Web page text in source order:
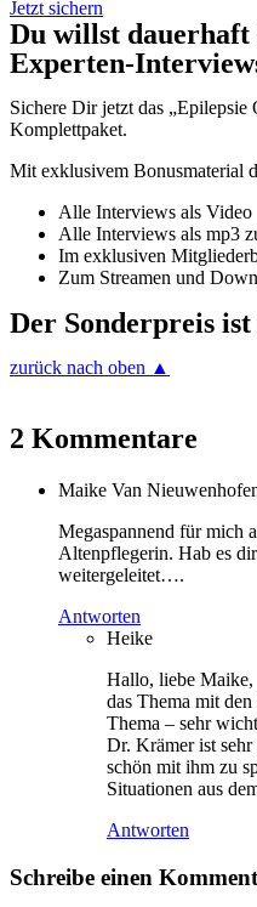
Jetzt sichern
Du willst dauerhaft
Experten-
Sichere Dir jetzt das
Komplettpaket.
Mit exklusivem Bonusmaterial
Alle Interviews als Video
Alle Interviews als mp3
Im exklusiven
Zum Streamen und
Der Sonderpreis
zurück nach oben ▲
2 Kommentare
Maike Van
Megaspannend für mich
Altenpflegerin. Hab es
weitergeleitet….
Antworten
Heike
Hallo, liebe Maike,
das Thema mit
Thema – sehr
Dr. Krämer ist
schön mit ihm zu
Situationen aus
Antworten
Schreibe einen